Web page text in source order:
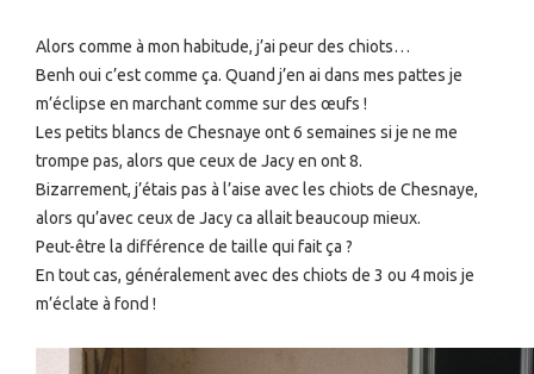
Alors comme à mon habitude, j’ai peur des chiots…
Benh oui c’est comme ça. Quand j’en ai dans mes pattes je
m’éclipse en marchant comme sur des œufs !
Les petits blancs de Chesnaye ont 6 semaines si je ne me
trompe pas, alors que ceux de Jacy en ont 8.
Bizarrement, j’étais pas à l’aise avec les chiots de Chesnaye,
alors qu’avec ceux de Jacy ca allait beaucoup mieux.
Peut-être la différence de taille qui fait ça ?
En tout cas, généralement avec des chiots de 3 ou 4 mois je
m’éclate à fond !